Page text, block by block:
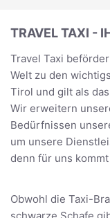
TRAVEL TAXI -
Travel Taxi
Welt zu den
Tirol und gilt als
Wir erweitern
Bedürfnissen
um unsere
denn für uns
Obwohl die Taxi-